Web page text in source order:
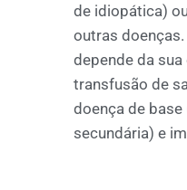
de idiopática)
outras
depende da
transfusão de
doença de
secundária) e